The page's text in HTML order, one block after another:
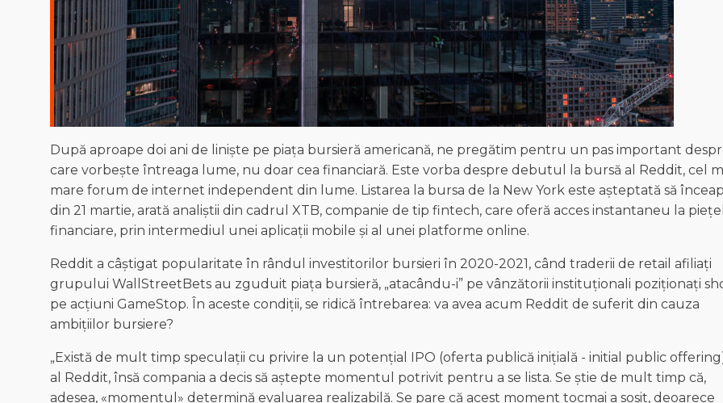
După aproape doi ani de liniște pe piața bursieră americană, ne pregătim pentru un pas important
care vorbește întreaga lume, nu doar cea financiară. Este vorba despre debutul la bursă al Reddit, cel
mare forum de internet independent din lume. Listarea la bursa de la New York este așteptată să
din 21 martie, arată analiștii din cadrul XTB, companie de tip fintech, care oferă acces instantaneu la
financiare, prin intermediul unei aplicații mobile și al unei platforme online.
Reddit a câștigat popularitate în rândul investitorilor bursieri în 2020-2021, când traderii de retail afiliați
grupului WallStreetBets au zguduit piața bursieră, „atacându-i” pe vânzătorii instituționali poziționați
pe acțiuni GameStop. În aceste condiții, se ridică întrebarea: va avea acum Reddit de suferit din cauza
ambițiilor bursiere?
„Există de mult timp speculații cu privire la un potențial IPO (oferta publică inițială - initial public
al Reddit, însă compania a decis să aștepte momentul potrivit pentru a se lista. Se știe de mult timp că,
adesea, «momentul» determină evaluarea realizabilă. Se pare că acest moment tocmai a sosit, deoarece